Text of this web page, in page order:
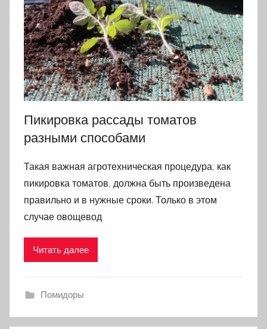
Пикировка рассады томатов
разными способами
Такая важная агротехническая процедура, как
пикировка томатов, должна быть произведена
правильно и в нужные сроки. Только в этом
случае овощевод
Читать далее
Помидоры